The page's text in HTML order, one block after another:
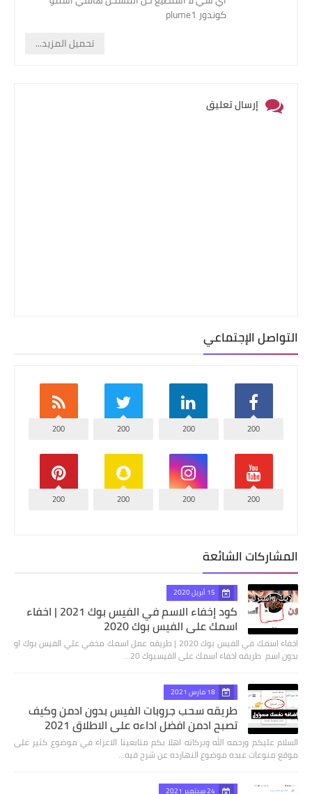
كوندور plume1
تحميل المزيد...
إرسال تعليق
التواصل الإجتماعي
200
200
200
200
200
200
200
200
المشاركات الشائعة
15 أبريل 2020
كود إخفاء الاسم في الفيس بوك 2021 | اخفاء
اسمك على الفيس بوك 2020
اخفاء اسمك في الفيس بوك 2020 | طريقه عمل اسمك مخفي علي الفيس بوك او
بدون اسم طريقه اخفاء اسمك على الفيسبوك 20…
18 مارس 2021
طريقه سحب جروبات الفيس بدون ادمن وكيف
تصبح ادمن افضل اداءه علي الاطلاق 2021
السلام عليكم ورحمه الله وبركاته اهلا بكم متابعينا الاعزاء في موضوع كثير على
موقع منوعات عبده موضوع النهارده عن شرح فيه…
24 سبتمبر 2021